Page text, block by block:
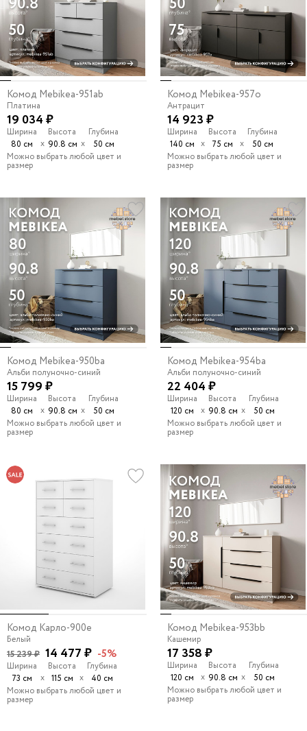
Комод Mebikea-951ab
Платина
19 034 ₽
Ширина
80 см
х
Высота
90.8 см х
Глубина
50 см
Можно выбрать любой цвет и
размер
Комод Mebikea-957o
Антрацит
14 923 ₽
Ширина
140 см х
Высота
75 см
х
Глубина
50 см
Можно выбрать любой цвет и
размер
Комод Mebikea-950ba
Альби полуночно-синий
15 799 ₽
Ширина
80 см
х
Высота
90.8 см х
Глубина
50 см
Можно выбрать любой цвет и
размер
Комод Mebikea-954ba
Альби полуночно-синий
22 404 ₽
Ширина
120 см
х
Высота
90.8 см х
Глубина
50 см
Можно выбрать любой цвет и
размер
Комод Карло-900e
Белый
15 239 ₽ 14 477 ₽ -5%
Ширина
73 см
х
Высота
115 см х
Глубина
40 см
Можно выбрать любой цвет и
размер
Комод Mebikea-953bb
Кашемир
17 358 ₽
Ширина
120 см
х
Высота
90.8 см х
Глубина
50 см
Можно выбрать любой цвет и
размер